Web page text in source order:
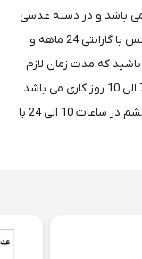
موجود می باشد و در دسته عدسی
سفارشی لایف استایل قرار می گیرد. عدسی درایور اپتکس با گارانتی 24 ماهه و
که مدت زمان لازم
برای ساخت و تراش عدسی سفارشی در برند اپتکس 7 الی 10 روز کاری می باشد.
برای مشاوه و یا ثبت سفارش مطابق نسخه معاینه چشم در ساعات 10 الی 24 با